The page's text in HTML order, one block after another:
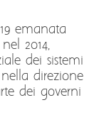
emanata
2014,
dei sistemi
direzione
dei governi